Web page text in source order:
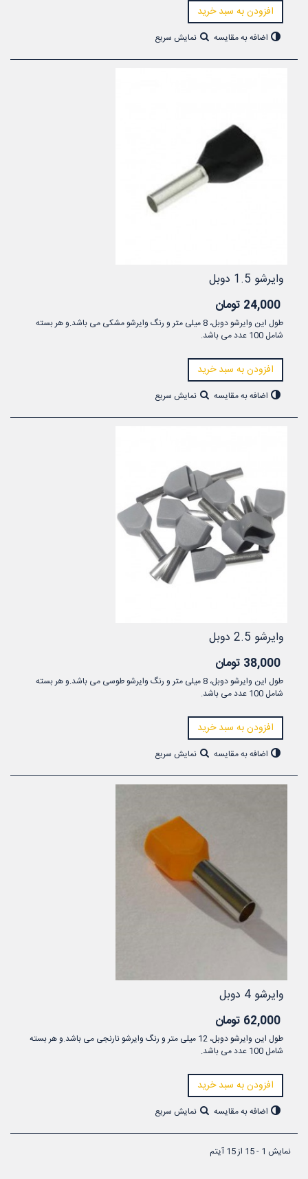
افزودن به سبد خرید
اضافه به مقایسه نمایش سریع
وایرشو 1.5 دوبل
24,000 تومان
طول این وایرشو دوبل، 8 میلی متر و رنگ وایرشو مشکی می باشد.و هر بسته
شامل 100 عدد می باشد.
افزودن به سبد خرید
اضافه به مقایسه نمایش سریع
وایرشو 2.5 دوبل
38,000 تومان
طول این وایرشو دوبل، 8 میلی متر و رنگ وایرشو طوسی می باشد.و هر بسته
شامل 100 عدد می باشد.
افزودن به سبد خرید
اضافه به مقایسه نمایش سریع
وایرشو 4 دوبل
62,000 تومان
طول این وایرشو دوبل، 12 میلی متر و رنگ وایرشو نارنجی می باشد.و هر بسته
شامل 100 عدد می باشد.
افزودن به سبد خرید
اضافه به مقایسه نمایش سریع
نمایش 1 - 15 از 15 آیتم